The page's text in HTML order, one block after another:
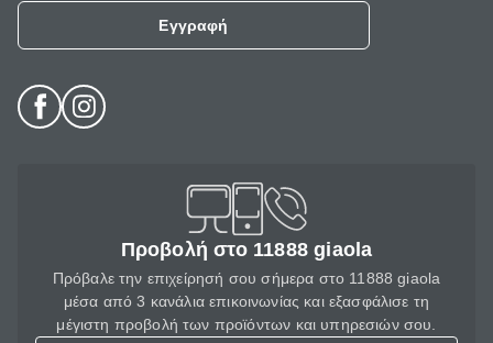
Εγγραφή
Προβολή στο 11888 giaola
Πρόβαλε την επιχείρησή σου σήμερα στο 11888 giaola
μέσα από 3 κανάλια επικοινωνίας και εξασφάλισε τη
μέγιστη προβολή των προϊόντων και υπηρεσιών σου.